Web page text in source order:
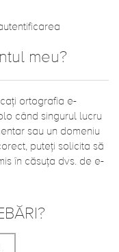
meu?
ortografia e-
când singurul lucru
sau un domeniu
puteți solicita să
în căsuța dvs. de e-